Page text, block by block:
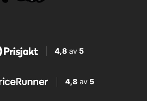
4,8av 5
4,8 av 5